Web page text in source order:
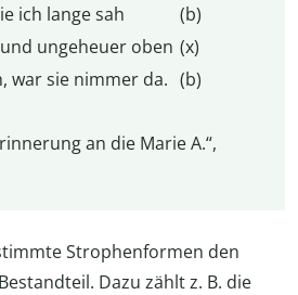
ich lange sah
(b)
ungeheuer oben (x)
war sie nimmer da. (b)
an die Marie A.“,
Strophenformen den
Dazu zählt z. B. die